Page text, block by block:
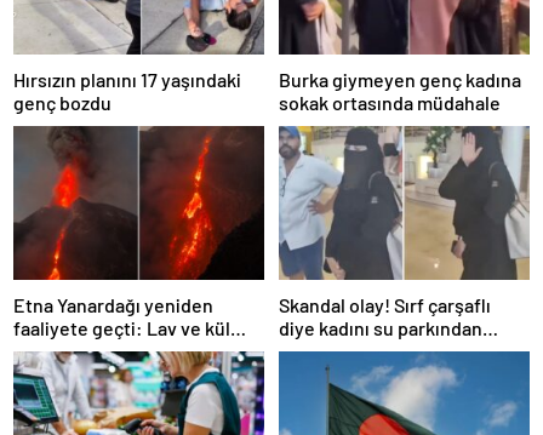
Hırsızın planını 17 yaşındaki
genç bozdu
Burka giymeyen genç kadına
sokak ortasında müdahale
Etna Yanardağı yeniden
faaliyete geçti: Lav ve kül
bulutu gökyüzünü kapladı
Skandal olay! Sırf çarşaflı
diye kadını su parkından
kovdular